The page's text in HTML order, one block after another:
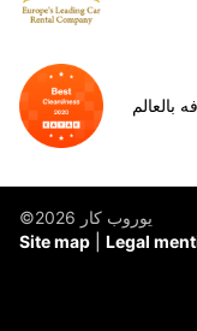
©يوروب كار 2026
Site map
Legal